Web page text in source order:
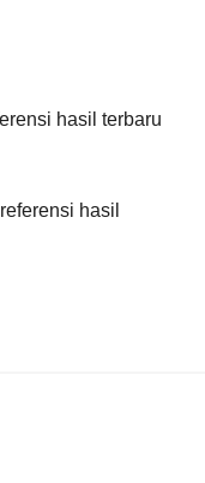
hasil terbaru
hasil